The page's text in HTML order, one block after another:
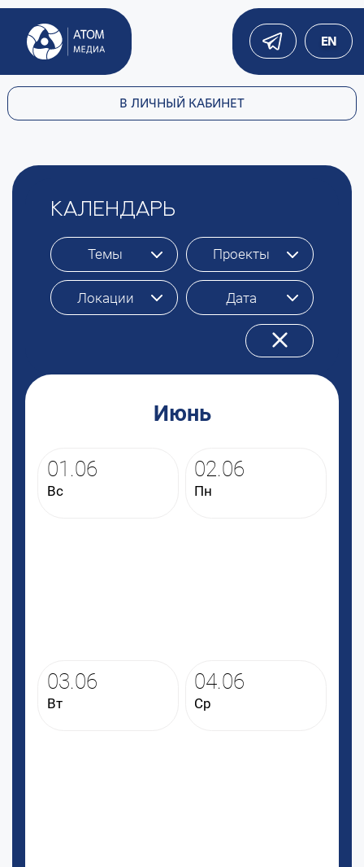
EN
В ЛИЧНЫЙ КАБИНЕТ
КАЛЕНДАРЬ
Темы Проекты
Локации Дата
Июнь
01.06
Вс
02.06
Пн
03.06
Вт
04.06
Ср